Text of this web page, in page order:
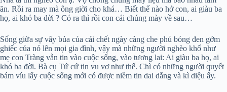
ăn. Rồi ra may mà ông giời cho khá… Biết thế nào hở con, ai giàu ba
họ, ai khó ba đời ? Có ra thì rồi con cái chúng mày về sau…
Sống giữa sự vây bủa của cái chết ngày càng che phủ bóng đen gớm
ghiếc của nó lên mọi gia đình, vậy mà những người nghèo khổ như
mẹ con Tràng vẫn tin vào cuộc sống, vào tương lai: Ai giàu ba họ, ai
khó ba đời. Bà cụ Tứ cứ tin vu vơ như thế. Chì có những người quyết
bám víu lấy cuộc sống mới có được niềm tin dai dẳng và kì diệu ấy.